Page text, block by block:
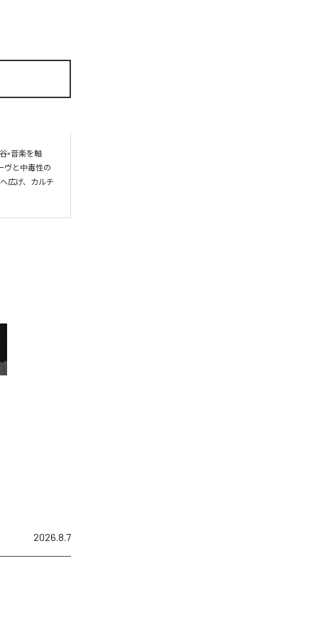
×音楽を軸
ヴと中毒性の
広げ、カルチ
2026.8.7